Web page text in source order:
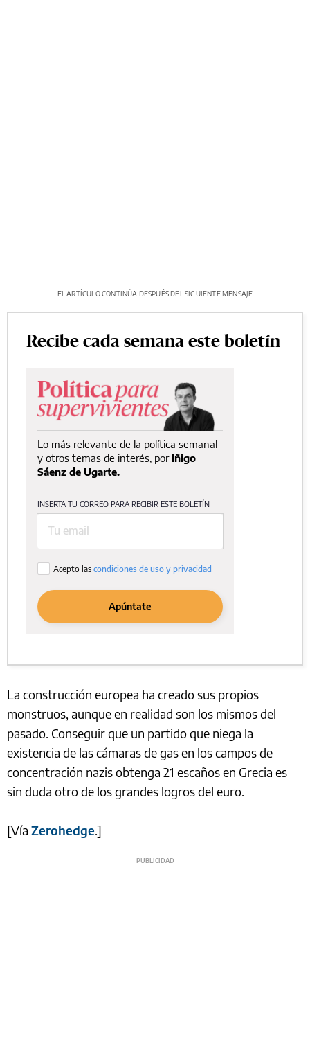
EL ARTÍCULO CONTINÚA DESPUÉS DEL SIGUIENTE MENSAJE
Recibe cada semana este boletín
La construcción europea ha creado sus propios
monstruos, aunque en realidad son los mismos del
pasado. Conseguir que un partido que niega la
existencia de las cámaras de gas en los campos de
concentración nazis obtenga 21 escaños en Grecia es
sin duda otro de los grandes logros del euro.
[Vía Zerohedge.]